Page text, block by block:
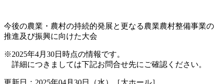
今後の農業・農村の持続的発展と更なる農業農村整備事業の
推進及び振興に向けた大会
※2025年4月30日時点の情報です。
詳細につきましては下記お問合せ先にご確認ください。
更新日：2025年04月30日（水）［大ホール］